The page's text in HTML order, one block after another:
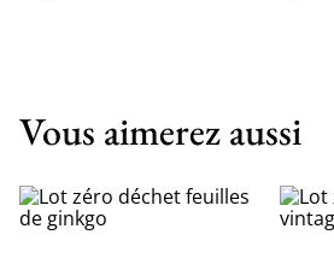
Vous aimerez aussi